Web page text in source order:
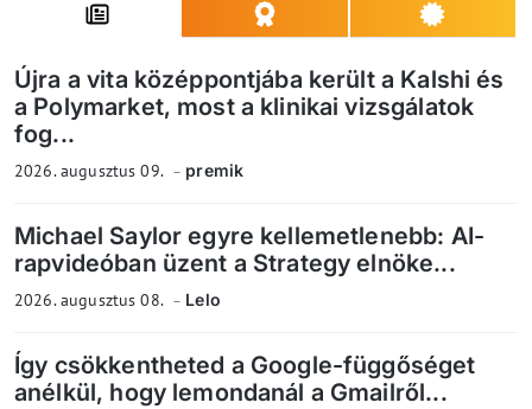
Újra a vita középpontjába került a Kalshi és
a Polymarket, most a klinikai vizsgálatok
fog...
2026. augusztus 09. premik
Michael Saylor egyre kellemetlenebb: AI-
rapvideóban üzent a Strategy elnöke...
2026. augusztus 08. Lelo
Így csökkentheted a Google-függőséget
anélkül, hogy lemondanál a Gmailről...